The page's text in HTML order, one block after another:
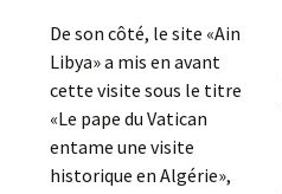
De son côté, le site «Ain
Libya» a mis en avant
cette visite sous le titre
«Le pape du Vatican
entame une visite
historique en Algérie»,